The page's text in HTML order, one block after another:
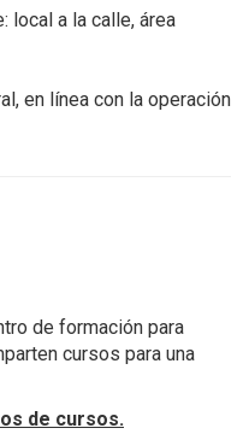
local a la calle, área
en línea con la operación
de formación para
cursos para una
de cursos.